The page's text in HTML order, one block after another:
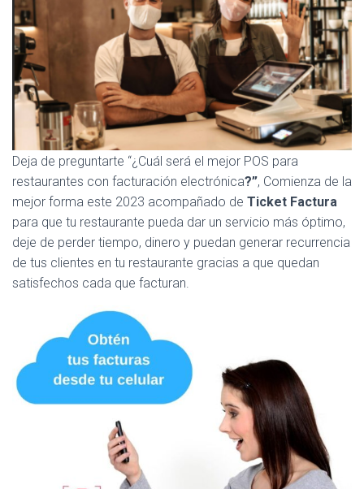
Deja de preguntarte “¿Cuál será el mejor POS para
restaurantes con facturación electrónica?”, Comienza de la
mejor forma este 2023 acompañado de Ticket Factura
para que tu restaurante pueda dar un servicio más óptimo,
deje de perder tiempo, dinero y puedan generar recurrencia
de tus clientes en tu restaurante gracias a que quedan
satisfechos cada que facturan.